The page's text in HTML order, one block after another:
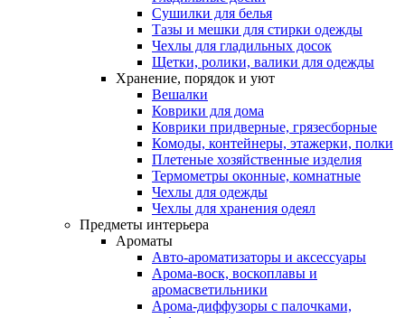
Сушилки для белья
Тазы и мешки для стирки одежды
Чехлы для гладильных досок
Щетки, ролики, валики для одежды
Хранение, порядок и уют
Вешалки
Коврики для дома
Коврики придверные, грязесборные
Комоды, контейнеры, этажерки, полки
Плетеные хозяйственные изделия
Термометры оконные, комнатные
Чехлы для одежды
Чехлы для хранения одеял
Предметы интерьера
Ароматы
Авто-ароматизаторы и аксессуары
Арома-воск, воскоплавы и
аромасветильники
Арома-диффузоры с палочками,